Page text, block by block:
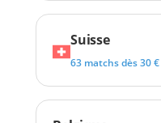
Suisse
63 matchs dès 30 €